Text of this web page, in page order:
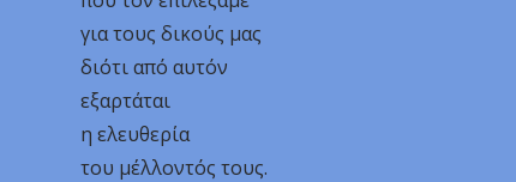
για τους δικούς μας
διότι από αυτόν
εξαρτάται
η ελευθερία
του μέλλοντός τους.